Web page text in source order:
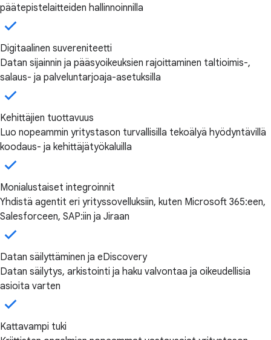
päätepistelaitteiden hallinnoinnilla
Digitaalinen suvereniteetti
Datan sijainnin ja pääsyoikeuksien rajoittaminen taltioimis-,
salaus- ja palveluntarjoaja-asetuksilla
Kehittäjien tuottavuus
Luo nopeammin yritystason turvallisilla tekoälyä hyödyntävillä
koodaus- ja kehittäjätyökaluilla
Monialustaiset integroinnit
Yhdistä agentit eri yrityssovelluksiin, kuten Microsoft 365:een,
Salesforceen, SAP:iin ja Jiraan
Datan säilyttäminen ja eDiscovery
Datan säilytys, arkistointi ja haku valvontaa ja oikeudellisia
asioita varten
Kattavampi tuki